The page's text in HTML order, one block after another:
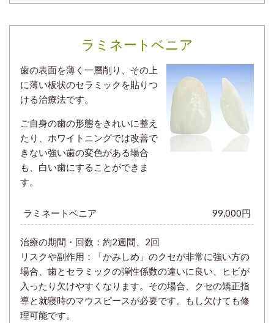
ラミネートベニア
歯の表面を薄く一層削り、その上
に薄い板状のセラミックを貼りつ
ける治療法です。
ご自身の歯の形態をきれいに整え
たり、ホワイトニングでは改善で
きない強い歯の変色がある場合
も、白い歯にすることができま
す。
ラミネートベニア 99,000円
治療の期間・回数：約2週間、2回
リスクや副作用：「かみしめ」のクセが非常に強い方の
場合、歯とセラミックの弾性係数の違いに良い、ヒビが
入ったり欠けやすくなります。その場合、クセの矯正指
導と就寝時のマウスピースが必要です。もし欠けても修
理可能です。